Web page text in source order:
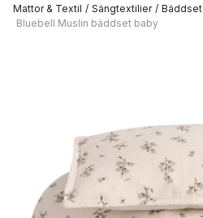
Mattor & Textil / Sängtextilier / Bäddset
Bluebell Muslin bäddset baby